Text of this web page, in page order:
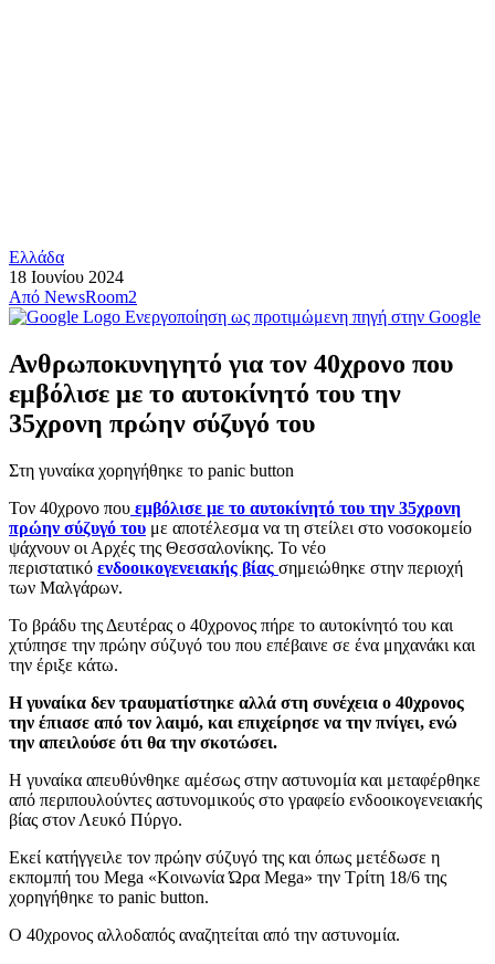
Ελλάδα
18 Ιουνίου 2024
Από NewsRoom2
Ενεργοποίηση ως προτιμώμενη πηγή στην Google
Ανθρωποκυνηγητό για τον 40χρονο που
εμβόλισε με το αυτοκίνητό του την
35χρονη πρώην σύζυγό του
Στη γυναίκα χορηγήθηκε το panic button
Τον 40χρονο που εμβόλισε με το αυτοκίνητό του την 35χρονη
πρώην σύζυγό του με αποτέλεσμα να τη στείλει στο νοσοκομείο
ψάχνουν οι Αρχές της Θεσσαλονίκης. Το νέο
περιστατικό ενδοοικογενειακής βίας σημειώθηκε στην περιοχή
των Μαλγάρων.
Το βράδυ της Δευτέρας ο 40χρονος πήρε το αυτοκίνητό του και
χτύπησε την πρώην σύζυγό του που επέβαινε σε ένα μηχανάκι και
την έριξε κάτω.
Η γυναίκα δεν τραυματίστηκε αλλά στη συνέχεια o 40χρονος
την έπιασε από τον λαιμό, και επιχείρησε να την πνίγει, ενώ
την απειλούσε ότι θα την σκοτώσει.
Η γυναίκα απευθύνθηκε αμέσως στην αστυνομία και μεταφέρθηκε
από περιπουλούντες αστυνομικούς στο γραφείο ενδοοικογενειακής
βίας στον Λευκό Πύργο.
Εκεί κατήγγειλε τον πρώην σύζυγό της και όπως μετέδωσε η
εκπομπή του Mega «Κοινωνία Ώρα Mega» την Τρίτη 18/6 της
χορηγήθηκε το panic button.
Ο 40χρονος αλλοδαπός αναζητείται από την αστυνομία.